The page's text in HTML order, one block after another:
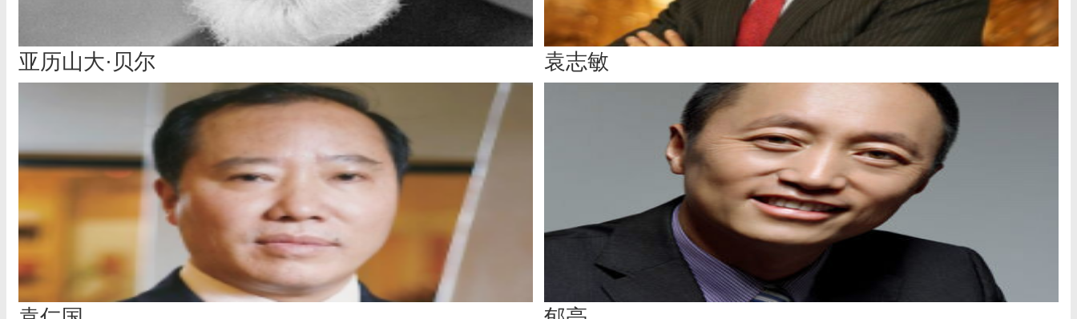
亚历山大·贝尔 袁志敏